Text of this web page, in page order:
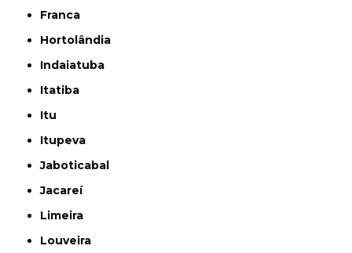
Franca
Hortolândia
Indaiatuba
Itatiba
Itu
Itupeva
Jaboticabal
Jacareí
Limeira
Louveira